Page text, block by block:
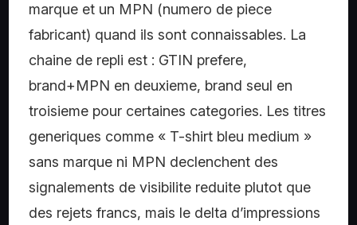
marque et un MPN (numero de piece
fabricant) quand ils sont connaissables. La
chaine de repli est : GTIN prefere,
brand+MPN en deuxieme, brand seul en
troisieme pour certaines categories. Les titres
generiques comme « T-shirt bleu medium »
sans marque ni MPN declenchent des
signalements de visibilite reduite plutot que
des rejets francs, mais le delta d’impressions